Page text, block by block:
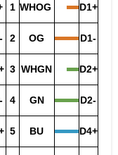
1 WHOG D1+
2 OG D1-
3 WHGN D2+
4 GN D2-
5 BU D4+